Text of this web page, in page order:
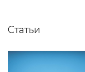
Статьи